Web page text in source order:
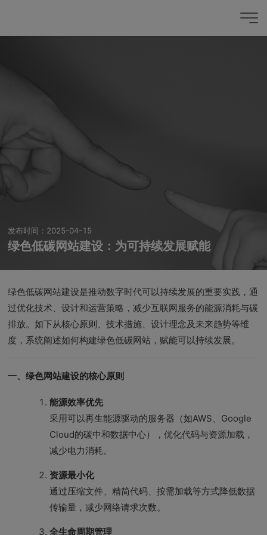
发布时间：2025-04-15
绿色低碳网站建设：为可持续发展赋能
绿色低碳网站建设是推动数字时代可以持续发展的重要实践，通
过优化技术、设计和运营策略，减少互联网服务的能源消耗与碳
排放。如下从核心原则、技术措施、设计理念及未来趋势等维
度，系统阐述如何构建绿色低碳网站，赋能可以持续发展。
一、绿色网站建设的核心原则
能源效率优先
采用可以再生能源驱动的服务器（如AWS、Google
Cloud的碳中和数据中心），优化代码与资源加载，
减少电力消耗。
资源最小化
通过压缩文件、精简代码、按需加载等方式降低数据
传输量，减少网络请求次数。
全生命周期管理